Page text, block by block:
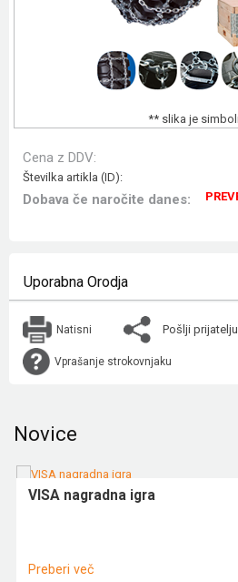
** slika je
Cena z DDV:
Številka artikla (ID):
Dobava če naročite danes:
Uporabna Orodja
Natisni Pošlji prijatelju
Vprašanje strokovnjaku
Novice
VISA nagradna igra
Preberi več